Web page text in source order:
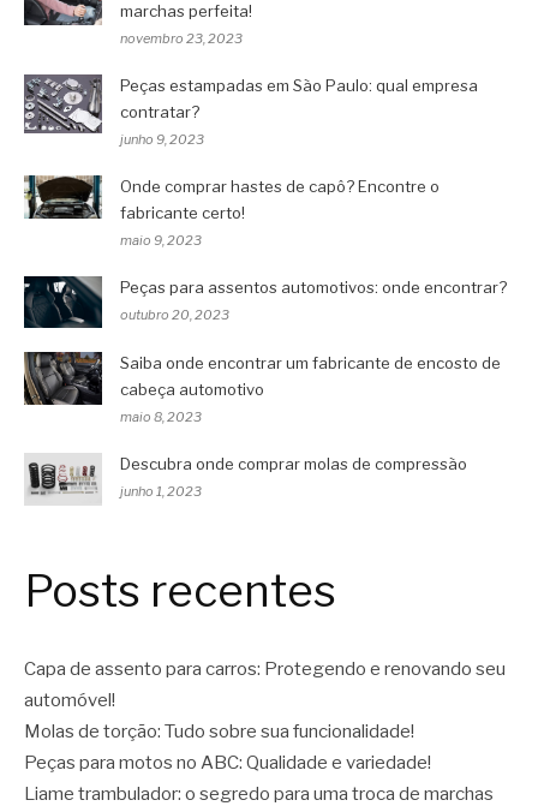
marchas perfeita!
novembro 23, 2023
Peças estampadas em São Paulo: qual empresa
contratar?
junho 9, 2023
Onde comprar hastes de capô? Encontre o
fabricante certo!
maio 9, 2023
Peças para assentos automotivos: onde encontrar?
outubro 20, 2023
Saiba onde encontrar um fabricante de encosto de
cabeça automotivo
maio 8, 2023
Descubra onde comprar molas de compressão
junho 1, 2023
Posts recentes
Capa de assento para carros: Protegendo e renovando seu
automóvel!
Molas de torção: Tudo sobre sua funcionalidade!
Peças para motos no ABC: Qualidade e variedade!
Liame trambulador: o segredo para uma troca de marchas